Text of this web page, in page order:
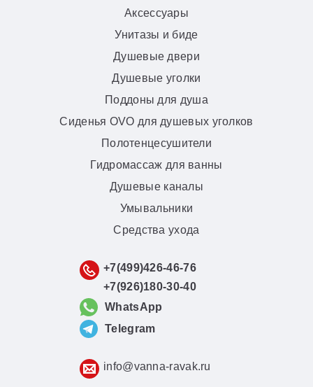
Аксессуары
Унитазы и биде
Душевые двери
Душевые уголки
Поддоны для душа
Сиденья OVO для душевых уголков
Полотенцесушители
Гидромассаж для ванны
Душевые каналы
Умывальники
Средства ухода
+7(499)426-46-76
+7(926)180-30-40
WhatsApp
Telegram
info@vanna-ravak.ru